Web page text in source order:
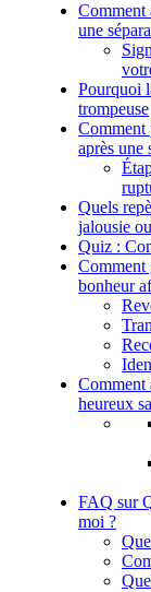
Comment
une
Pourquoi
trompeuse
Comment
après une
Quels
jalousie
Quiz :
Comment
bonheur
Comment
heureux
FAQ sur
moi ?